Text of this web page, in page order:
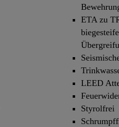
ETA zu
LEED
Styrolfrei